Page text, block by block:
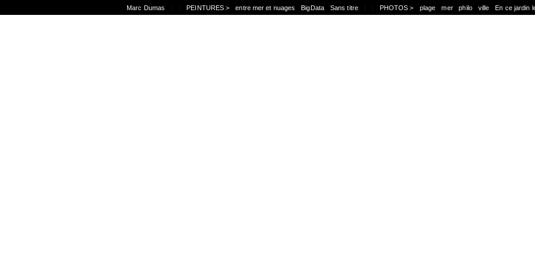
Marc Dumas PEINTURES > entre mer et nuages BigData Sans titre PHOTOS > plage mer philo ville En ce jardin